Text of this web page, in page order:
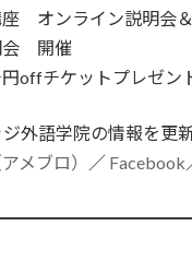
オンライン説明会
会 開催
offチケットプレゼン
外語学院の情報を更
メブロ）
／ Facebook